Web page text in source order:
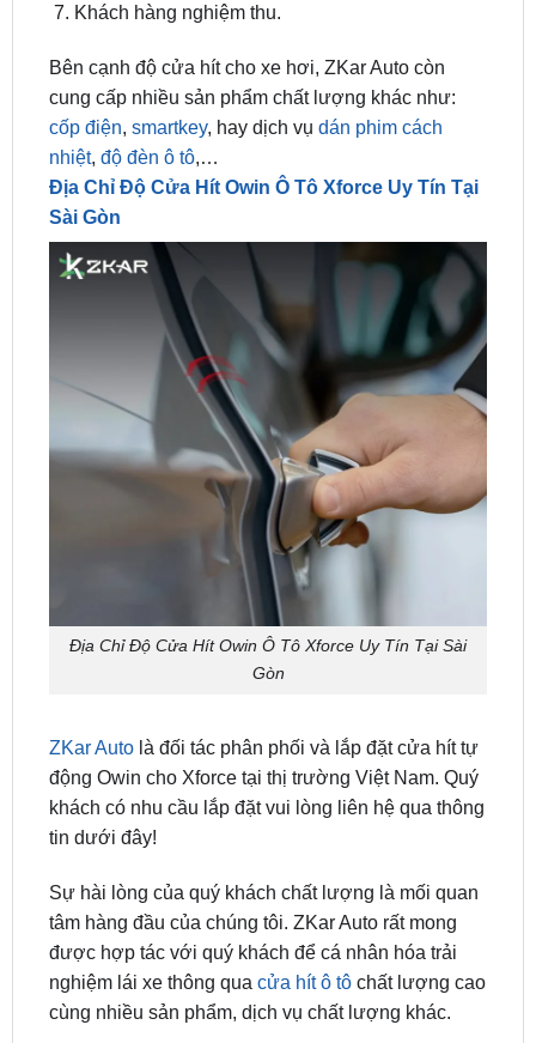
Khách hàng nghiệm thu.
Bên cạnh độ cửa hít cho xe hơi, ZKar Auto còn
cung cấp nhiều sản phẩm chất lượng khác như:
cốp điện, smartkey, hay dịch vụ dán phim cách
nhiệt, độ đèn ô tô,…
Địa Chỉ Độ Cửa Hít Owin Ô Tô Xforce Uy Tín Tại
Sài Gòn
Địa Chỉ Độ Cửa Hít Owin Ô Tô Xforce Uy Tín Tại Sài
Gòn
ZKar Autolà đối tác phân phối và lắp đặt cửa hít tự
động Owin cho Xforce tại thị trường Việt Nam. Quý
khách có nhu cầu lắp đặt vui lòng liên hệ qua thông
tin dưới đây!
Sự hài lòng của quý khách chất lượng là mối quan
tâm hàng đầu của chúng tôi. ZKar Auto rất mong
được hợp tác với quý khách để cá nhân hóa trải
nghiệm lái xe thông qua cửa hít ô tôchất lượng cao
cùng nhiều sản phẩm, dịch vụ chất lượng khác.